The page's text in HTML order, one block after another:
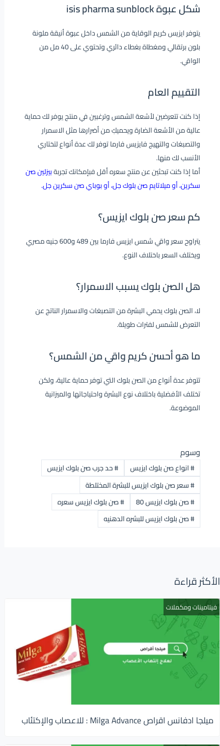
شكل عبوة isis pharma sunblock
يتوفر ايزيس كريم الوقاية من الشمس داخل عبوة أنيقة ملونة
بلون برتقالي ومغطاة بغطاء دائري وتحتوي على 40 مل من
الواقي.
التقييم العام
إذا كنت تتعرضين لأشعة الشمس وترغبين في منتج يوفر لك حماية
عالية من الأشعة الضارة ويحميكِ من أضرارها مثل الاسمرار
والتصبغات والتهيج فايزيس فارما توفر لك عدة أنواع لتختاري
الأنسب لك منها.
أما إذا كنت تبحثين عن منتج سعره أقل فبإمكانك تجربةبيزلين صن
سكرين، أو ميلاتايم صن بلوك جل، أو بوباي صن سكرين جل.
كم سعر صن بلوك ايزيس؟
يتراوح سعر واقي شمس ايزيس فارما بين 489 و600 جنيه مصري
ويختلف السعر باختلاف النوع.
هل الصن بلوك يسبب الاسمرار؟
لا، الصن بلوك يحمي البشرة من التصبغات والاسمرار الناتج عن
التعرض للشمس لفترات طويلة.
ما هو أحسن كريم واقي من الشمس؟
تتوفر عدة أنواع من الصن بلوك التي توفر حماية عالية، ولكن
تختلف الأفضلية باختلاف نوع البشرة واحتياجاتها والميزانية
الموضوعة.
وسوم
#انواع صن بلوك ايزيس #حد جرب صن بلوك ايزيس
#سعر صن بلوك ايزيس للبشرة المختلطة
#صن بلوك ايزيس 80 #صن بلوك ايزيس سعره
#صن بلوك ايزيس للبشره الدهنيه
الأكثر قراءة
فيتامينات ومكملات
ميلجا ادفانس اقراص Milga Advance : للاعصاب والإكتئاب